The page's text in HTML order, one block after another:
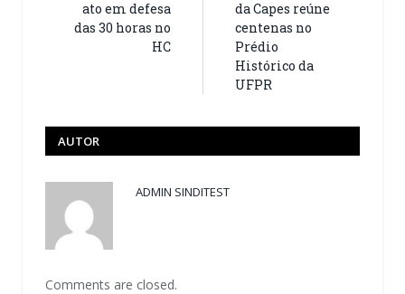
ato em defesa
das 30 horas no
HC
da Capes reúne
centenas no
Prédio
Histórico da
UFPR
AUTOR
ADMIN SINDITEST
Comments are closed.